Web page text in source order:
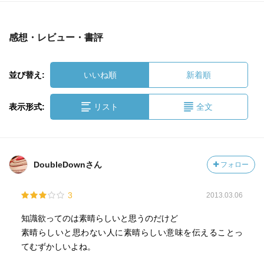
感想・レビュー・書評
並び替え: いいね順 新着順
表示形式: リスト 全文
DoubleDownさん フォロー
3 2013.03.06
知識欲ってのは素晴らしいと思うのだけど
素晴らしいと思わない人に素晴らしい意味を伝えることっ
てむずかしいよね。